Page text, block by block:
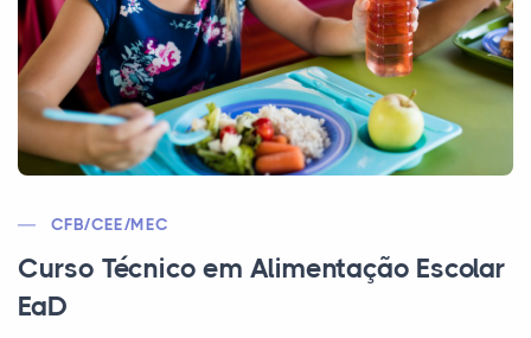
CFB/CEE/MEC
Curso Técnico em Alimentação Escolar
EaD